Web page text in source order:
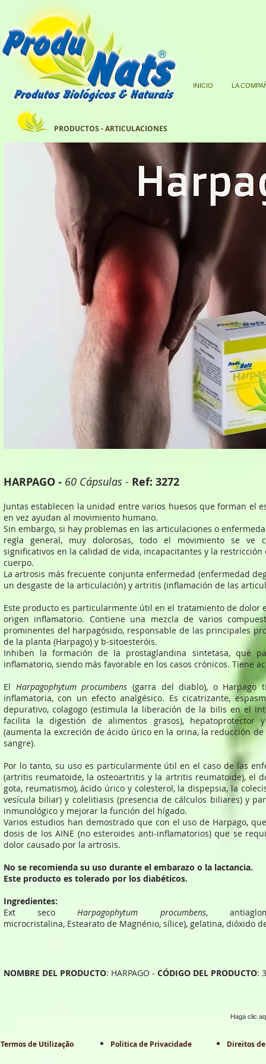
PRODUCTOS - ARTICULACIONES
INICIO LA
HARPAGO - 60 Cápsulas - Ref: 3272
Juntas establecen la unidad entre varios huesos que forman el
en vez ayudan al movimiento humano.
Sin embargo, si hay problemas en las articulaciones o
regla general, muy dolorosas, todo el movimiento se ve
significativos en la calidad de vida, incapacitantes y la
cuerpo.
La artrosis más frecuente conjunta enfermedad (enfermedad
un desgaste de la articulación) y artritis (inflamación de las
Este producto es particularmente útil en el tratamiento de dolor
origen inflamatorio. Contiene una mezcla de varios
prominentes del harpagósido, responsable de las principales
de la planta (Harpago) y b-sitoesteróis.
Inhiben la formación de la prostaglandina sintetasa, que
inflamatorio, siendo más favorable en los casos crónicos. Tiene
El Harpagophytum procumbens (garra del diablo), o Harpago
inflamatoria, con un efecto analgésico. Es cicatrizante,
depurativo, colagogo (estimula la liberación de la bilis en el
facilita la digestión de alimentos grasos), hepatoprotector
(aumenta la excreción de ácido úrico en la orina, la reducción
sangre).
Por lo tanto, su uso es particularmente útil en el caso de las
(artritis reumatoide, la osteoartritis y la artritis reumatoide), el
gota, reumatismo), ácido úrico y colesterol, la dispepsia, la
vesícula biliar) y colelitiasis (presencia de cálculos biliares) y
inmunológico y mejorar la función del hígado.
Varios estudios han demostrado que con el uso de Harpago,
dosis de los AINE (no esteroides anti-inflamatorios) que se
dolor causado por la artrosis.
No se recomienda su uso durante el embarazo o la lactancia.
Este producto es tolerado por los diabéticos.
Ingredientes:
Ext secoHarpagophytum procumbens,
microcristalina, Estearato de Magnénio, sílice), gelatina, dióxido
NOMBRE DEL PRODUCTO: HARPAGO - CÓDIGO DEL PRODUCTO:
Haga clic
Termos de Utilização Politica de Privacidade Direitos